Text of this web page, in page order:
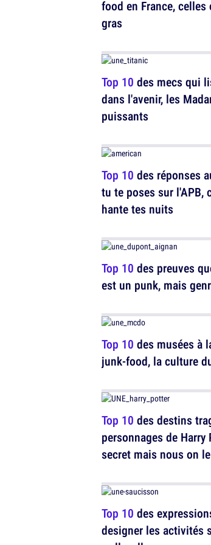
food en France,
gras
Top 10 des mecs qui
dans l'avenir, les
puissants
Top 10 des réponses
tu te poses sur l'APB,
hante tes nuits
Top 10 des preuves
est un punk, mais
Top 10 des musées à
junk-food, la culture
Top 10 des destins
personnages de Harry
secret mais nous on
Top 10 des
designer les activités